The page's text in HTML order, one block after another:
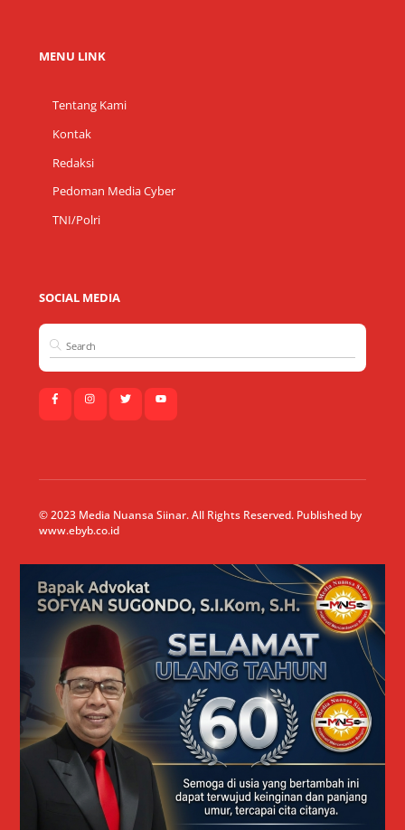
MENU LINK
Tentang Kami
Kontak
Redaksi
Pedoman Media Cyber
TNI/Polri
SOCIAL MEDIA
© 2023 Media Nuansa Siinar. All Rights Reserved. Published by
www.ebyb.co.id